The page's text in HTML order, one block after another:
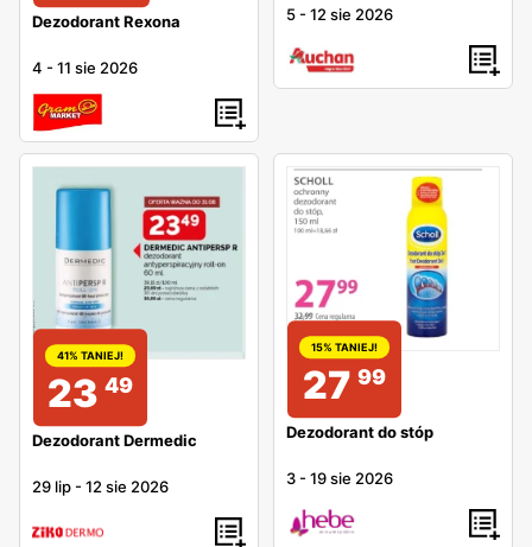
Dezodorant Rexona
4 -11 sie 2026
5 -12 sie 2026
41% TANIEJ!
23 49
Dezodorant Dermedic
29 lip -12 sie 2026
15% TANIEJ!
27 99
Dezodorant do stóp
3 -19 sie 2026